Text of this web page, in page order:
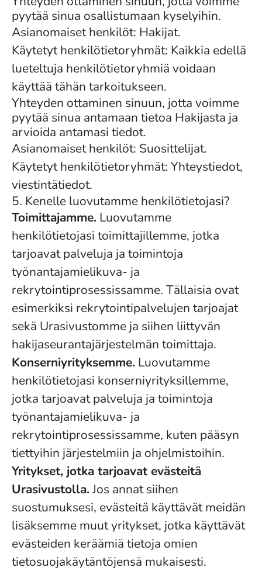
pyytää sinua osallistumaan kyselyihin.
Asianomaiset henkilöt: Hakijat.
Käytetyt henkilötietoryhmät: Kaikkia edellä
lueteltuja henkilötietoryhmiä voidaan
käyttää tähän tarkoitukseen.
Yhteyden ottaminen sinuun, jotta voimme
pyytää sinua antamaan tietoa Hakijasta ja
arvioida antamasi tiedot.
Asianomaiset henkilöt: Suosittelijat.
Käytetyt henkilötietoryhmät: Yhteystiedot,
viestintätiedot.
5. Kenelle luovutamme henkilötietojasi?
Toimittajamme. Luovutamme
henkilötietojasi toimittajillemme, jotka
tarjoavat palveluja ja toimintoja
työnantajamielikuva- ja
rekrytointiprosessissamme. Tällaisia ovat
esimerkiksi rekrytointipalvelujen tarjoajat
sekä Urasivustomme ja siihen liittyvän
hakijaseurantajärjestelmän toimittaja.
Konserniyrityksemme. Luovutamme
henkilötietojasi konserniyrityksillemme,
jotka tarjoavat palveluja ja toimintoja
työnantajamielikuva- ja
rekrytointiprosessissamme, kuten pääsyn
tiettyihin järjestelmiin ja ohjelmistoihin.
Yritykset, jotka tarjoavat evästeitä
Urasivustolla.Jos annat siihen
suostumuksesi, evästeitä käyttävät meidän
lisäksemme muut yritykset, jotka käyttävät
evästeiden keräämiä tietoja omien
tietosuojakäytäntöjensä mukaisesti.